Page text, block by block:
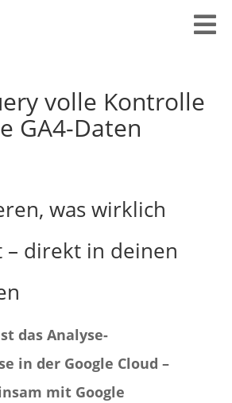

volle Kontrolle
GA4-Daten
was wirklich
– direkt in deinen
das Analyse-
in der Google Cloud –
mit Google